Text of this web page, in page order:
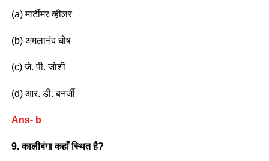
(a) मार्टीमर व्हीलर
(b) अमलानंद घोष
(c) जे. पी. जोशी
(d) आर. डी. बनर्जी
Ans- b
9. कालीबंगा कहाँ स्थित है?